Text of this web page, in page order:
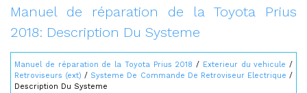
Manuel de réparation de la Toyota Prius
2018: Description Du Systeme
Manuel de réparation de la Toyota Prius 2018 / Exterieur du vehicule /
Retroviseurs (ext) / Systeme De Commande De Retroviseur Electrique /
Description Du Systeme